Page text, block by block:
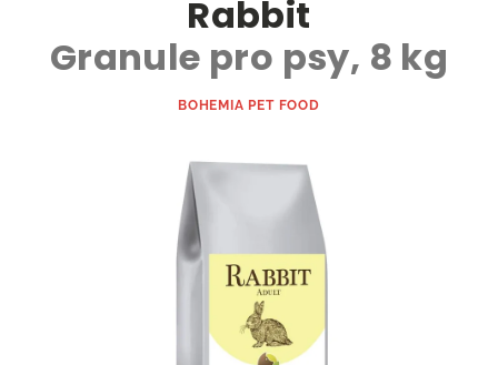
Rabbit
Granule pro psy, 8 kg
BOHEMIA PET FOOD